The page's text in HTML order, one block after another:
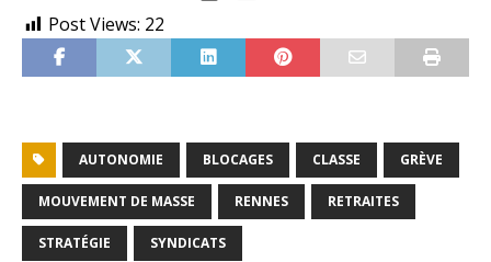
Post Views: 22
AUTONOMIE BLOCAGES CLASSE GRÈVE
MOUVEMENT DE MASSE RENNES RETRAITES
STRATÉGIE SYNDICATS